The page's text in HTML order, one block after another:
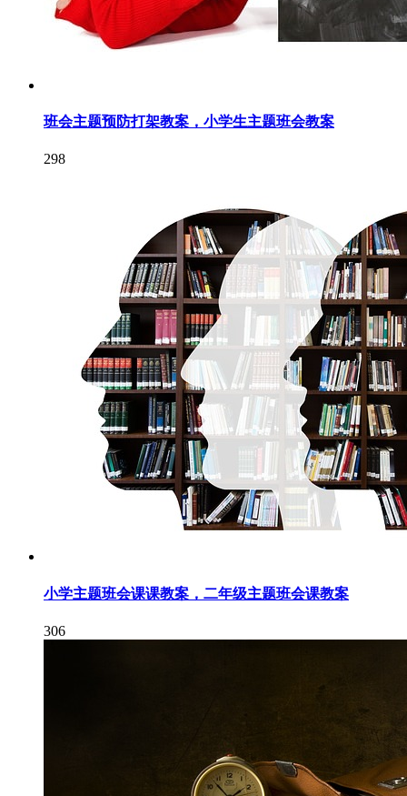
班会主题预防打架教案，小学生主题班会教案
298
小学主题班会课课教案，二年级主题班会课教案
306